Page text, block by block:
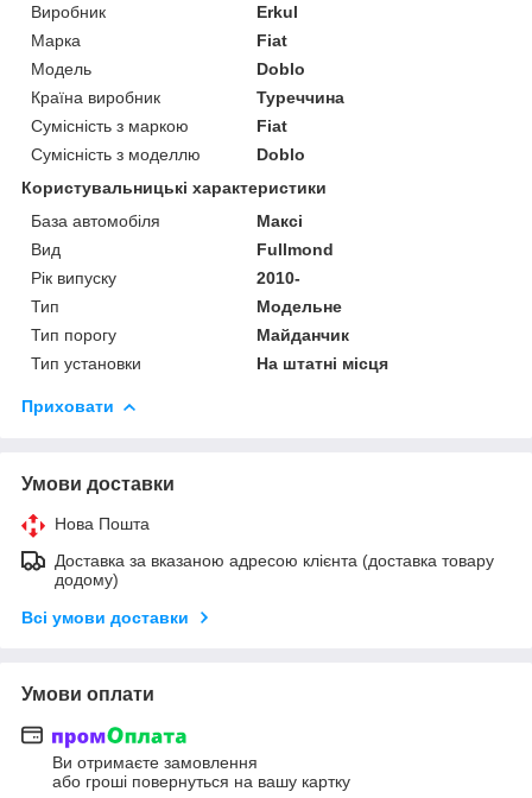
Виробник
Erkul
Марка
Fiat
Модель
Doblo
Країна виробник
Туреччина
Сумісність з маркою
Fiat
Сумісність з моделлю
Doblo
Користувальницькі характеристики
База автомобіля
Максі
Вид
Fullmond
Рік випуску
2010-
Тип
Модельне
Тип порогу
Майданчик
Тип установки
На штатні місця
Приховати
Умови доставки
Нова Пошта
Доставка за вказаною адресою клієнта (доставка товару
додому)
Всі умови доставки
Умови оплати
Ви отримаєте замовлення
або гроші повернуться на вашу картку